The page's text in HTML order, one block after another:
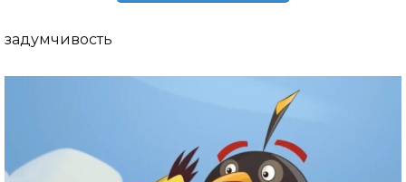
задумчивость